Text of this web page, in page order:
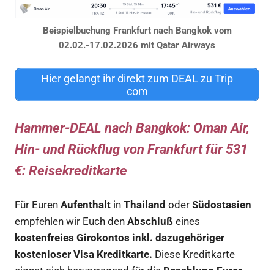
Beispielbuchung Frankfurt nach Bangkok vom
02.02.-17.02.2026 mit Qatar Airways
Hier gelangt ihr direkt zum DEAL zu Trip
com
Hammer-DEAL nach Bangkok: Oman Air,
Hin- und Rückflug von Frankfurt für 531
€: Reisekreditkarte
Für Euren Aufenthalt in Thailand oder Südostasien
empfehlen wir Euch den Abschluß eines
kostenfreies Girokontos inkl. dazugehöriger
kostenloser Visa Kreditkarte. Diese Kreditkarte